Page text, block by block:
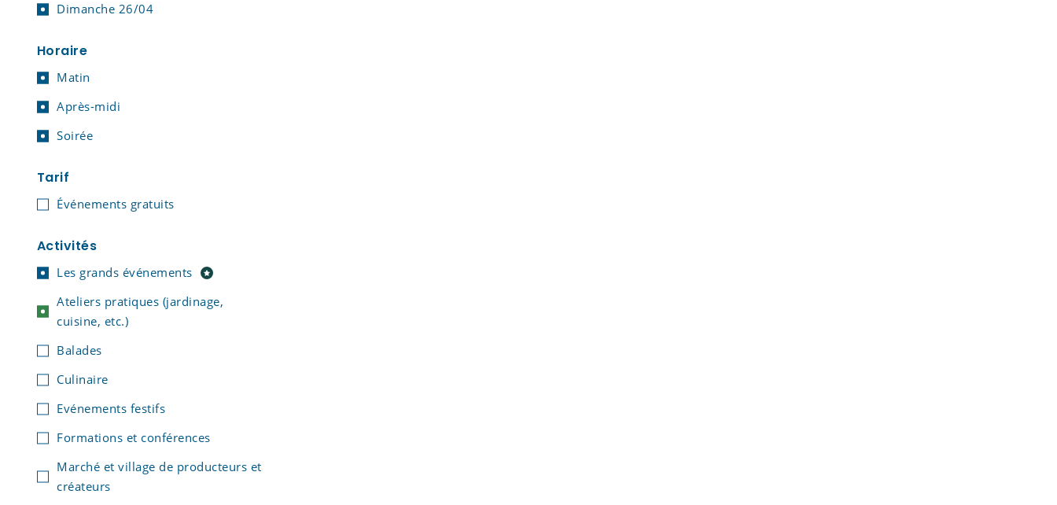
Dimanche 26/04
Horaire
Matin
Après-midi
Soirée
Tarif
Événements gratuits
Activités
Les grands événements
Ateliers pratiques (jardinage,
cuisine, etc.)
Balades
Culinaire
Evénements festifs
Formations et conférences
Marché et village de producteurs et
créateurs